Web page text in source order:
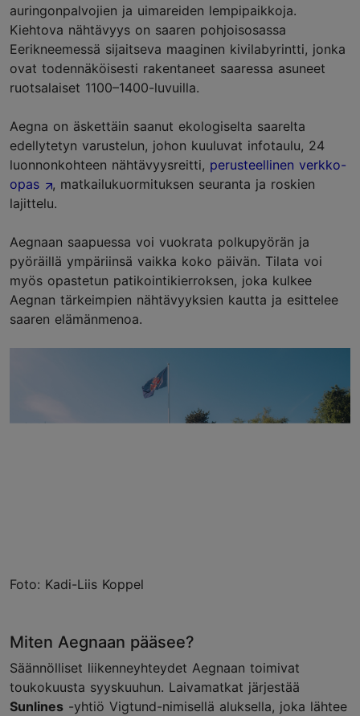
auringonpalvojien ja uimareiden lempipaikkoja.
Kiehtova nähtävyys on saaren pohjoisosassa
Eerikneemessä sijaitseva maaginen kivilabyrintti, jonka
ovat todennäköisesti rakentaneet saaressa asuneet
ruotsalaiset 1100–1400-luvuilla.
Aegna on äskettäin saanut ekologiselta saarelta
edellytetyn varustelun, johon kuuluvat infotaulu, 24
luonnonkohteen nähtävyysreitti, perusteellinen verkko-
opas
, matkailukuormituksen seuranta ja roskien
lajittelu.
Aegnaan saapuessa voi vuokrata polkupyörän ja
pyöräillä ympäriinsä vaikka koko päivän. Tilata voi
myös opastetun patikointikierroksen, joka kulkee
Aegnan tärkeimpien nähtävyyksien kautta ja esittelee
saaren elämänmenoa.
Foto: Kadi-Liis Koppel
Miten Aegnaan pääsee?
Säännölliset liikenneyhteydet Aegnaan toimivat
toukokuusta syyskuuhun. Laivamatkat järjestää
Sunlines -yhtiö Vigtund-nimisellä aluksella, joka lähtee